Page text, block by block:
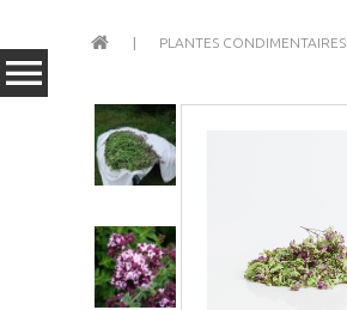
PLANTES CONDIMENTAIRES